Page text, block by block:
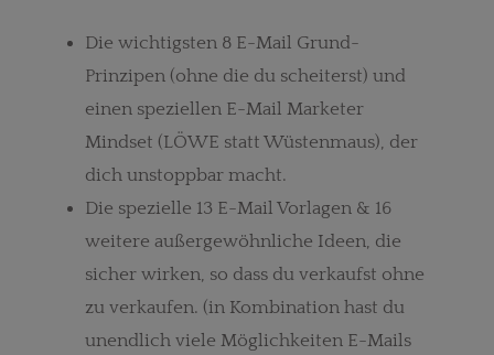
Die wichtigsten 8 E-Mail Grund-
Prinzipen (ohne die du scheiterst) und
einen speziellen E-Mail Marketer
Mindset (LÖWE statt Wüstenmaus), der
dich unstoppbar macht.
Die spezielle 13 E-Mail Vorlagen & 16
weitere außergewöhnliche Ideen, die
sicher wirken, so dass du verkaufst ohne
zu verkaufen. (in Kombination hast du
unendlich viele Möglichkeiten E-Mails